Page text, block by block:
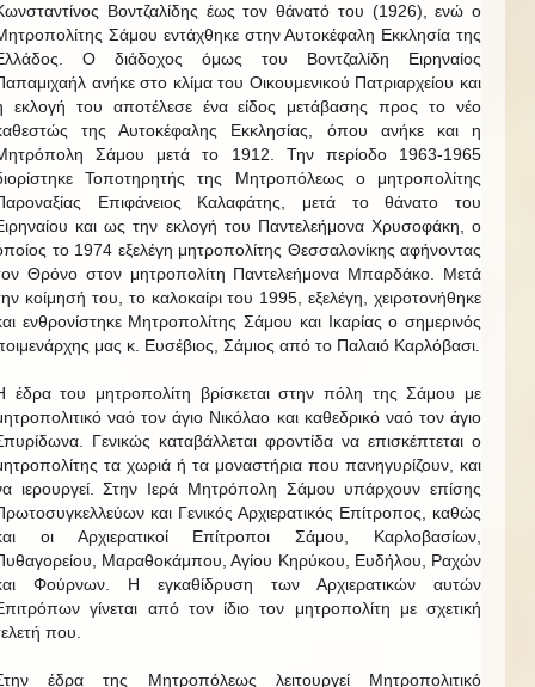
Βοντζαλίδης έως τον θάνατό του (1926), ενώ ο
Σάμου εντάχθηκε στην Αυτοκέφαλη Εκκλησία της
Ο διάδοχος όμως του Βοντζαλίδη Ειρηναίος
ανήκε στο κλίμα του Οικουμενικού Πατριαρχείου και
εκλογή του αποτέλεσε ένα είδος μετάβασης προς το νέο
της Αυτοκέφαλης Εκκλησίας, όπου ανήκε και η
Σάμου μετά το 1912. Την περίοδο 1963-1965
Τοποτηρητής της Μητροπόλεως ο μητροπολίτης
Επιφάνειος Καλαφάτης, μετά το θάνατο του
και ως την εκλογή του Παντελεήμονα Χρυσοφάκη, ο
το 1974 εξελέγη μητροπολίτης Θεσσαλονίκης αφήνοντας
Θρόνο στον μητροπολίτη Παντελεήμονα Μπαρδάκο. Μετά
κοίμησή του, το καλοκαίρι του 1995, εξελέγη, χειροτονήθηκε
ενθρονίστηκε Μητροπολίτης Σάμου και Ικαρίας ο σημερινός
μας κ. Ευσέβιος, Σάμιος από το Παλαιό Καρλόβασι.
έδρα του μητροπολίτη βρίσκεται στην πόλη της Σάμου με
ναό τον άγιο Νικόλαο και καθεδρικό ναό τον άγιο
Γενικώς καταβάλλεται φροντίδα να επισκέπτεται ο
τα χωριά ή τα μοναστήρια που πανηγυρίζουν, και
ιερουργεί. Στην Ιερά Μητρόπολη Σάμου υπάρχουν επίσης
και Γενικός Αρχιερατικός Επίτροπος, καθώς
οι Αρχιερατικοί Επίτροποι Σάμου, Καρλοβασίων,
Μαραθοκάμπου, Αγίου Κηρύκου, Ευδήλου, Ραχών
Φούρνων. Η εγκαθίδρυση των Αρχιερατικών αυτών
γίνεται από τον ίδιο τον μητροπολίτη με σχετική
που.
έδρα της Μητροπόλεως λειτουργεί Μητροπολιτικό